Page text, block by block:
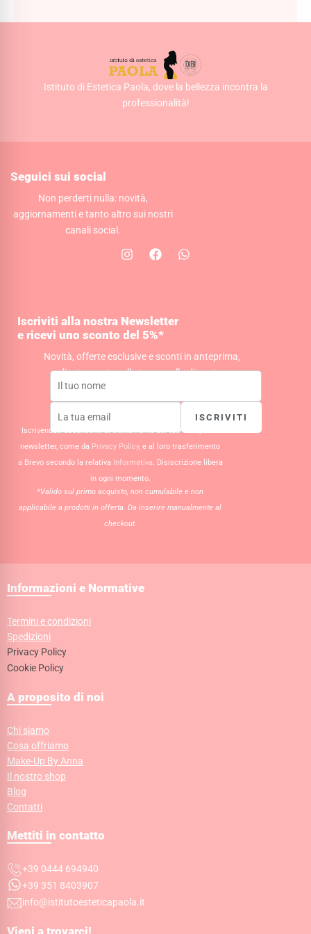
Istituto di Estetica Paola, dove la bellezza incontra la
professionalità!
Seguici sui social
Non perderti nulla: novità,
aggiornamenti e tanto altro sui nostri
canali social.
I
g
r
a
m
F
o
o
k
W
Iscriviti alla nostra Newsletter
e ricevi uno sconto del 5%*
Novità, offerte esclusive e sconti in anteprima,
direttamente nella tua casella di posta.
ISCRIVITI
Iscrivendoti acconsenti al trattamento dei tuoi dati per la
newsletter, come da Privacy Policy, e al loro trasferimento
a Brevo secondo la relativa Informativa. Disiscrizione libera
in ogni momento.
*Valido sul primo acquisto, non cumulabile e non
applicabile a prodotti in offerta. Da inserire manualmente al
checkout.
Informazioni e Normative
Termini e condizioni
Spedizioni
Privacy Policy
Cookie Policy
A proposito di noi
Chi siamo
Cosa offriamo
Make-Up By Anna
Il nostro shop
Blog
Contatti
Mettiti in contatto
+39 0444 694940
+39 351 8403907
info@istitutoesteticapaola.it